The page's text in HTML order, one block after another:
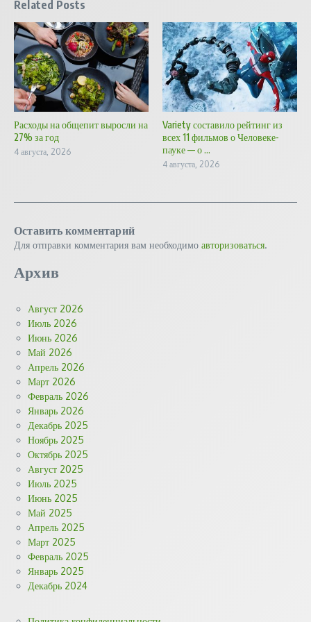
Related Posts
Расходы на общепит выросли на
27% за год
4 августа, 2026
Variety составило рейтинг из
всех 11 фильмов о Человеке-
пауке — о ...
4 августа, 2026
Оставить комментарий
Для отправки комментария вам необходимо авторизоваться.
Архив
Август 2026
Июль 2026
Июнь 2026
Май 2026
Апрель 2026
Март 2026
Февраль 2026
Январь 2026
Декабрь 2025
Ноябрь 2025
Октябрь 2025
Август 2025
Июль 2025
Июнь 2025
Май 2025
Апрель 2025
Март 2025
Февраль 2025
Январь 2025
Декабрь 2024